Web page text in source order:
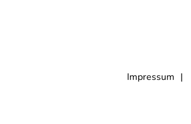
Impressum